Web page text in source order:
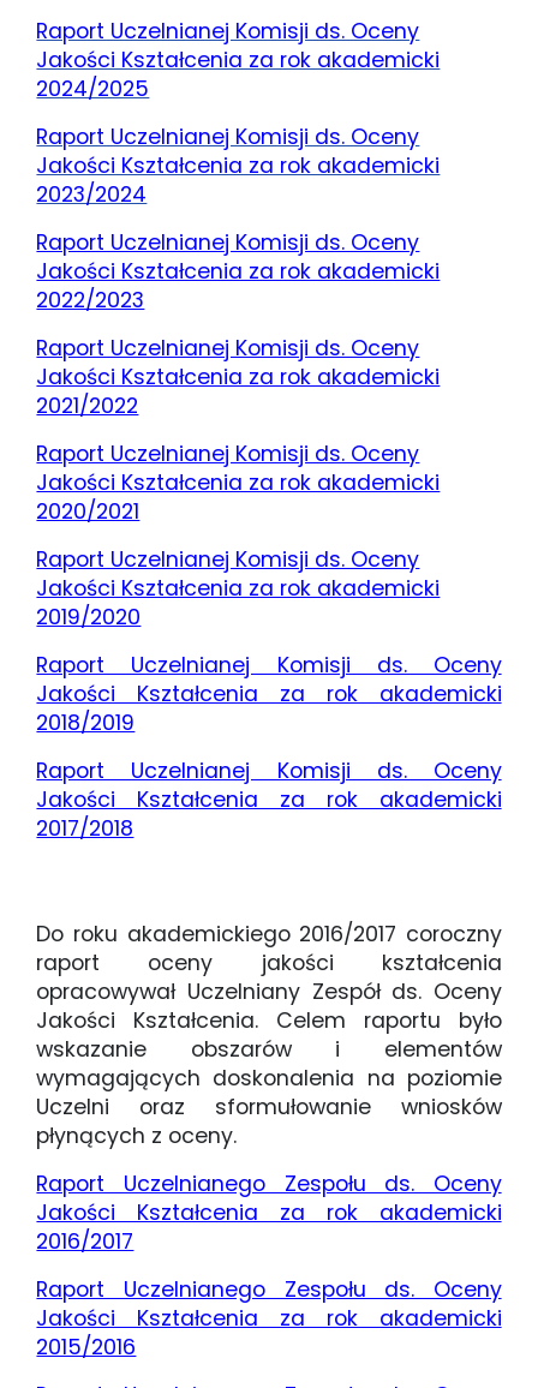
Raport Uczelnianej Komisji ds. Oceny
Jakości Kształcenia za rok akademicki
2024/2025
Raport Uczelnianej Komisji ds. Oceny
Jakości Kształcenia za rok akademicki
2023/2024
Raport Uczelnianej Komisji ds. Oceny
Jakości Kształcenia za rok akademicki
2022/2023
Raport Uczelnianej Komisji ds. Oceny
Jakości Kształcenia za rok akademicki
2021/2022
Raport Uczelnianej Komisji ds. Oceny
Jakości Kształcenia za rok akademicki
2020/2021
Raport Uczelnianej Komisji ds. Oceny
Jakości Kształcenia za rok akademicki
2019/2020
Raport Uczelnianej Komisji ds. Oceny
Jakości Kształcenia za rok akademicki
2018/2019
Raport Uczelnianej Komisji ds. Oceny
Jakości Kształcenia za rok akademicki
2017/2018
Do roku akademickiego 2016/2017 coroczny
raport oceny jakości kształcenia
opracowywał Uczelniany Zespół ds. Oceny
Jakości Kształcenia. Celem raportu było
wskazanie obszarów i elementów
wymagających doskonalenia na poziomie
Uczelni oraz sformułowanie wniosków
płynących z oceny.
Raport Uczelnianego Zespołu ds. Oceny
Jakości Kształcenia za rok akademicki
2016/2017
Raport Uczelnianego Zespołu ds. Oceny
Jakości Kształcenia za rok akademicki
2015/2016